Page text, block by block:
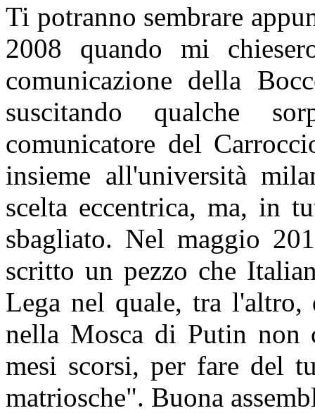
Ti potranno sembrare
2008 quando mi
comunicazione della
suscitando qualche
comunicatore del
insieme all'università
scelta eccentrica, ma, in
sbagliato. Nel maggio
scritto un pezzo che
Lega nel quale, tra
nella Mosca di Putin non
mesi scorsi, per fare del
matriosche". Buona